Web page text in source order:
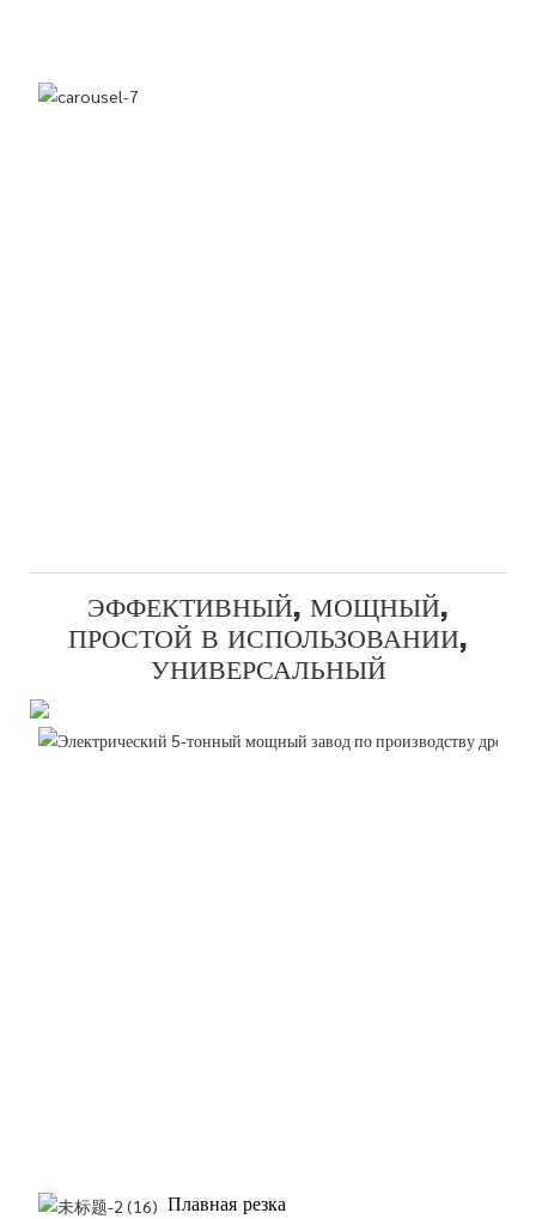
ЭФФЕКТИВНЫЙ, МОЩНЫЙ,
ПРОСТОЙ В ИСПОЛЬЗОВАНИИ,
УНИВЕРСАЛЬНЫЙ
Плавная резка